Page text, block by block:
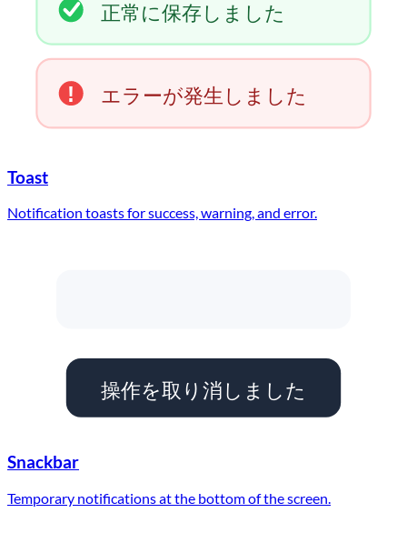
正常に保存しました
! エラーが発生しました
Toast
Notification toasts for success, warning, and error.
操作を取り消しました
Snackbar
Temporary notifications at the bottom of the screen.